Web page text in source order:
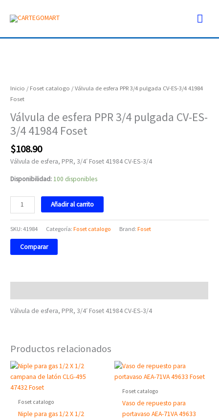
Inicio / Foset catalogo / Válvula de esfera PPR 3/4 pulgada CV-ES-3/4 41984
Foset
Válvula de esfera PPR 3/4 pulgada CV-ES-
3/4 41984 Foset
$108.90
Válvula de esfera, PPR, 3/4′ Foset 41984 CV-ES-3/4
Disponibilidad:100 disponibles
esfera
PPR
pulgada
CV-
ES-
3/4
41984
cantidad
Añadir al carrito
SKU:41984 Categoría:Foset catalogo Brand:Foset
Comparar
Válvula de esfera, PPR, 3/4′ Foset 41984 CV-ES-3/4
Productos relacionados
Foset catalogo
Niple para gas 1/2 X 1/2
Foset catalogo
Vaso de repuesto para
portavaso AEA-71VA 49633